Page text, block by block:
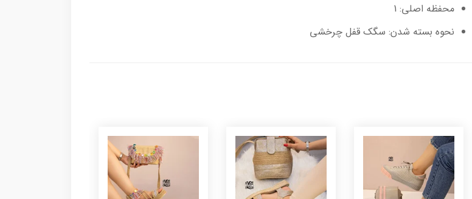
محفظه اصلی: 1
نحوه بسته شدن: سگک قفل چرخشی